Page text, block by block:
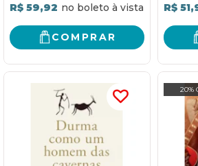
R$ 59,92
COMPRAR
R$
20%